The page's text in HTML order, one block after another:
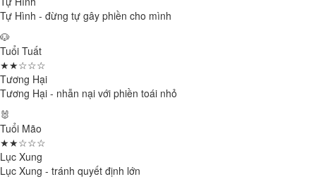
Tự Hình - đừng tự gây phiền cho mình
🐶
Tuổi Tuất
★★☆☆☆
Tương Hại
Tương Hại - nhẫn nại với phiền toái nhỏ
🐰
Tuổi Mão
★★☆☆☆
Lục Xung
Lục Xung - tránh quyết định lớn